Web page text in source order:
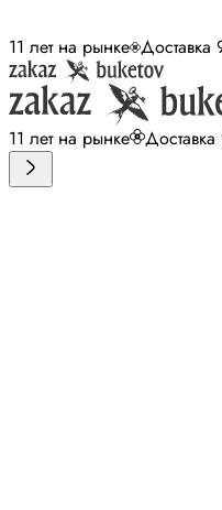
11 лет на рынке Доставка
11 лет на рынке